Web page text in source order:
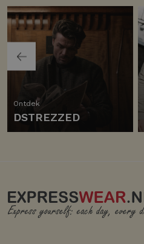
Ontdek
DSTREZZED